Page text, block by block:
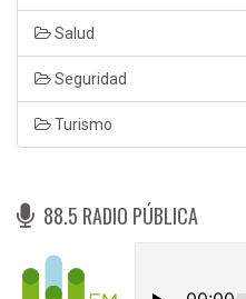
Salud
Seguridad
Turismo
88.5 RADIO PÚBLICA